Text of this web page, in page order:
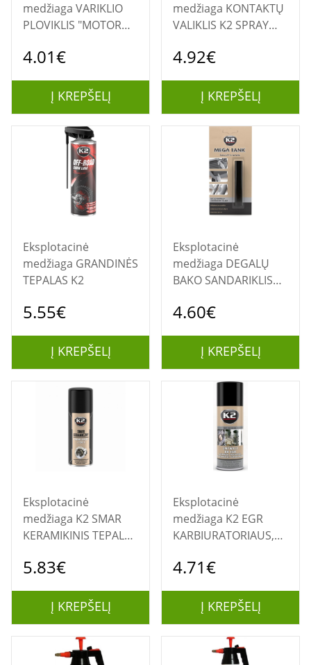
medžiaga VARIKLIO
PLOVIKLIS "MOTOR
4.01€
Į KREPŠELĮ
medžiaga KONTAKTŲ
VALIKLIS K2 SPRAY
4.92€
Į KREPŠELĮ
Eksplotacinė
medžiaga GRANDINĖS
TEPALAS K2
5.55€
Į KREPŠELĮ
Eksplotacinė
medžiaga DEGALŲ
BAKO SANDARIKLIS
4.60€
Į KREPŠELĮ
Eksplotacinė
medžiaga K2 SMAR
KERAMIKINIS TEPALAS
5.83€
Į KREPŠELĮ
Eksplotacinė
medžiaga K2 EGR
KARBIURATORIAUS,
PURŠKIAMAS 400ML.
4.71€
Į KREPŠELĮ